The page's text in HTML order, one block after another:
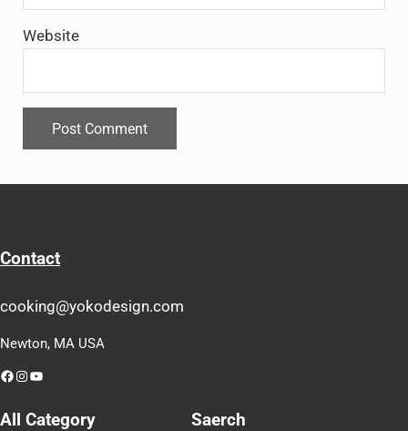
Website
Contact
cooking@yokodesign.com
Newton, MA USA
Facebook
Instagram
YouTube
All Category Saerch